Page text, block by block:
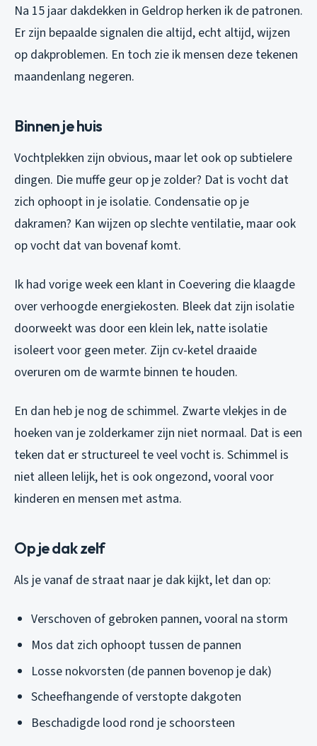
Na 15 jaar dakdekken in Geldrop herken ik de patronen.
Er zijn bepaalde signalen die altijd, echt altijd, wijzen
op dakproblemen. En toch zie ik mensen deze tekenen
maandenlang negeren.
Binnen je huis
Vochtplekken zijn obvious, maar let ook op subtielere
dingen. Die muffe geur op je zolder? Dat is vocht dat
zich ophoopt in je isolatie. Condensatie op je
dakramen? Kan wijzen op slechte ventilatie, maar ook
op vocht dat van bovenaf komt.
Ik had vorige week een klant in Coevering die klaagde
over verhoogde energiekosten. Bleek dat zijn isolatie
doorweekt was door een klein lek, natte isolatie
isoleert voor geen meter. Zijn cv-ketel draaide
overuren om de warmte binnen te houden.
En dan heb je nog de schimmel. Zwarte vlekjes in de
hoeken van je zolderkamer zijn niet normaal. Dat is een
teken dat er structureel te veel vocht is. Schimmel is
niet alleen lelijk, het is ook ongezond, vooral voor
kinderen en mensen met astma.
Op je dak zelf
Als je vanaf de straat naar je dak kijkt, let dan op:
Verschoven of gebroken pannen, vooral na storm
Mos dat zich ophoopt tussen de pannen
Losse nokvorsten (de pannen bovenop je dak)
Scheefhangende of verstopte dakgoten
Beschadigde lood rond je schoorsteen